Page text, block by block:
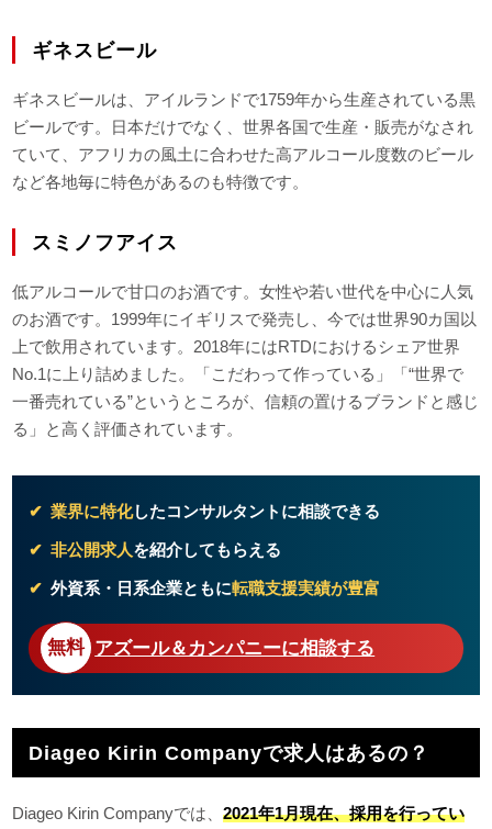
ギネスビール
ギネスビールは、アイルランドで1759年から生産されている黒
ビールです。日本だけでなく、世界各国で生産・販売がなされ
ていて、アフリカの風土に合わせた高アルコール度数のビール
など各地毎に特色があるのも特徴です。
スミノフアイス
低アルコールで甘口のお酒です。女性や若い世代を中心に人気
のお酒です。1999年にイギリスで発売し、今では世界90カ国以
上で飲用されています。2018年にはRTDにおけるシェア世界
No.1に上り詰めました。「こだわって作っている」「“世界で
一番売れている”というところが、信頼の置けるブランドと感じ
る」と高く評価されています。
業界に特化したコンサルタントに相談できる
非公開求人を紹介してもらえる
外資系・日系企業ともに転職支援実績が豊富
アズール＆カンパニーに相談する
Diageo Kirin Companyで求人はあるの？
Diageo Kirin Companyでは、2021年1月現在、採用を行ってい